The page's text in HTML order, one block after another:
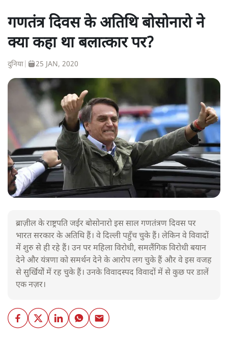
गणतंत्र दिवस के अतिथि बोसोनारो ने
क्या कहा था बलात्कार पर?
दुनिया 25 JAN, 2020
ब्राज़ील के राष्ट्रपति जईर बोसोनारो इस साल गणतंत्रण दिवस पर
भारत सरकार के अतिथि हैं। वे दिल्ली पहुँच चुके हैं। लेकिन वे विवादों
में शुरु से ही रहे हैं। उन पर महिला विरोधी, समलैंगिक विरोधी बयान
देने और यंत्रणा को समर्थन देने के आरोप लग चुके हैं और वे इस वजह
से सुर्खियोें में रह चुके हैं। उनके विवादस्पद विवादों में से कुछ पर डालें
एक नज़र।